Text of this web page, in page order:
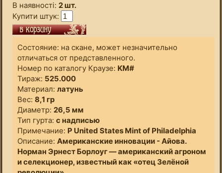
В наявності: 2 шт.
Купити штук:
Состояние: на скане, может незначительно
отличаться от представленного.
Номер по каталогу Краузе: KM#
Тираж: 525.000
Материал: латунь
Вес: 8,1 гр
Диаметр: 26,5 мм
Тип гурта: с надписью
Примечание: P United States Mint of Philadelphia
Описание: Американские инновации - Айова.
Норман Эрнест Борлоуг — американский агроном
и селекционер, известный как «отец Зелёной